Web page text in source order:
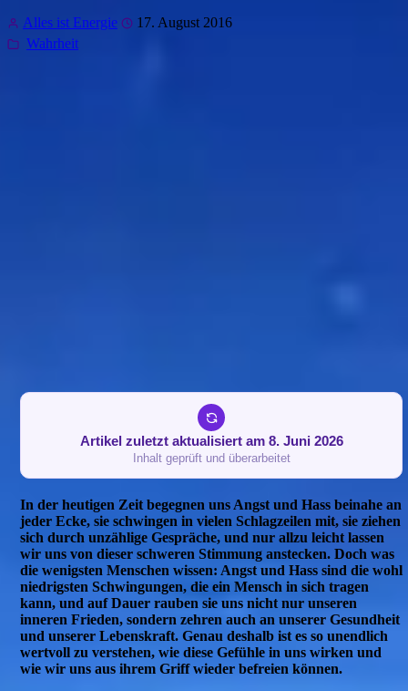
Alles ist Energie
17. August 2016
Wahrheit
Artikel zuletzt aktualisiert am 8. Juni 2026
Inhalt geprüft und überarbeitet
In der heutigen Zeit begegnen uns Angst und Hass beinahe an
jeder Ecke, sie schwingen in vielen Schlagzeilen mit, sie ziehen
sich durch unzählige Gespräche, und nur allzu leicht lassen
wir uns von dieser schweren Stimmung anstecken. Doch was
die wenigsten Menschen wissen: Angst und Hass sind die wohl
niedrigsten Schwingungen, die ein Mensch in sich tragen
kann, und auf Dauer rauben sie uns nicht nur unseren
inneren Frieden, sondern zehren auch an unserer Gesundheit
und unserer Lebenskraft. Genau deshalb ist es so unendlich
wertvoll zu verstehen, wie diese Gefühle in uns wirken und
wie wir uns aus ihrem Griff wieder befreien können.